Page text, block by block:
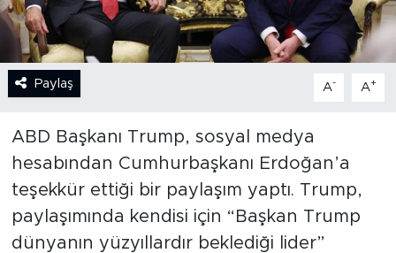
Paylaş A- A+
ABD Başkanı Trump, sosyal medya
hesabından Cumhurbaşkanı Erdoğan’a
teşekkür ettiği bir paylaşım yaptı. Trump,
paylaşımında kendisi için “Başkan Trump
dünyanın yüzyıllardır beklediği lider”
DİNİ
POLİTİKA
SPOR
KÜLTÜR SANAT
YAŞAM